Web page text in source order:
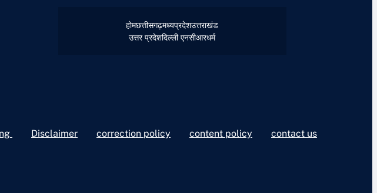
होमछत्तीसगढ़मध्यप्रदेशउत्तराखंड
उत्तर प्रदेशदिल्ली एनसीआरधर्म
Disclaimer correction policy content policy contact us